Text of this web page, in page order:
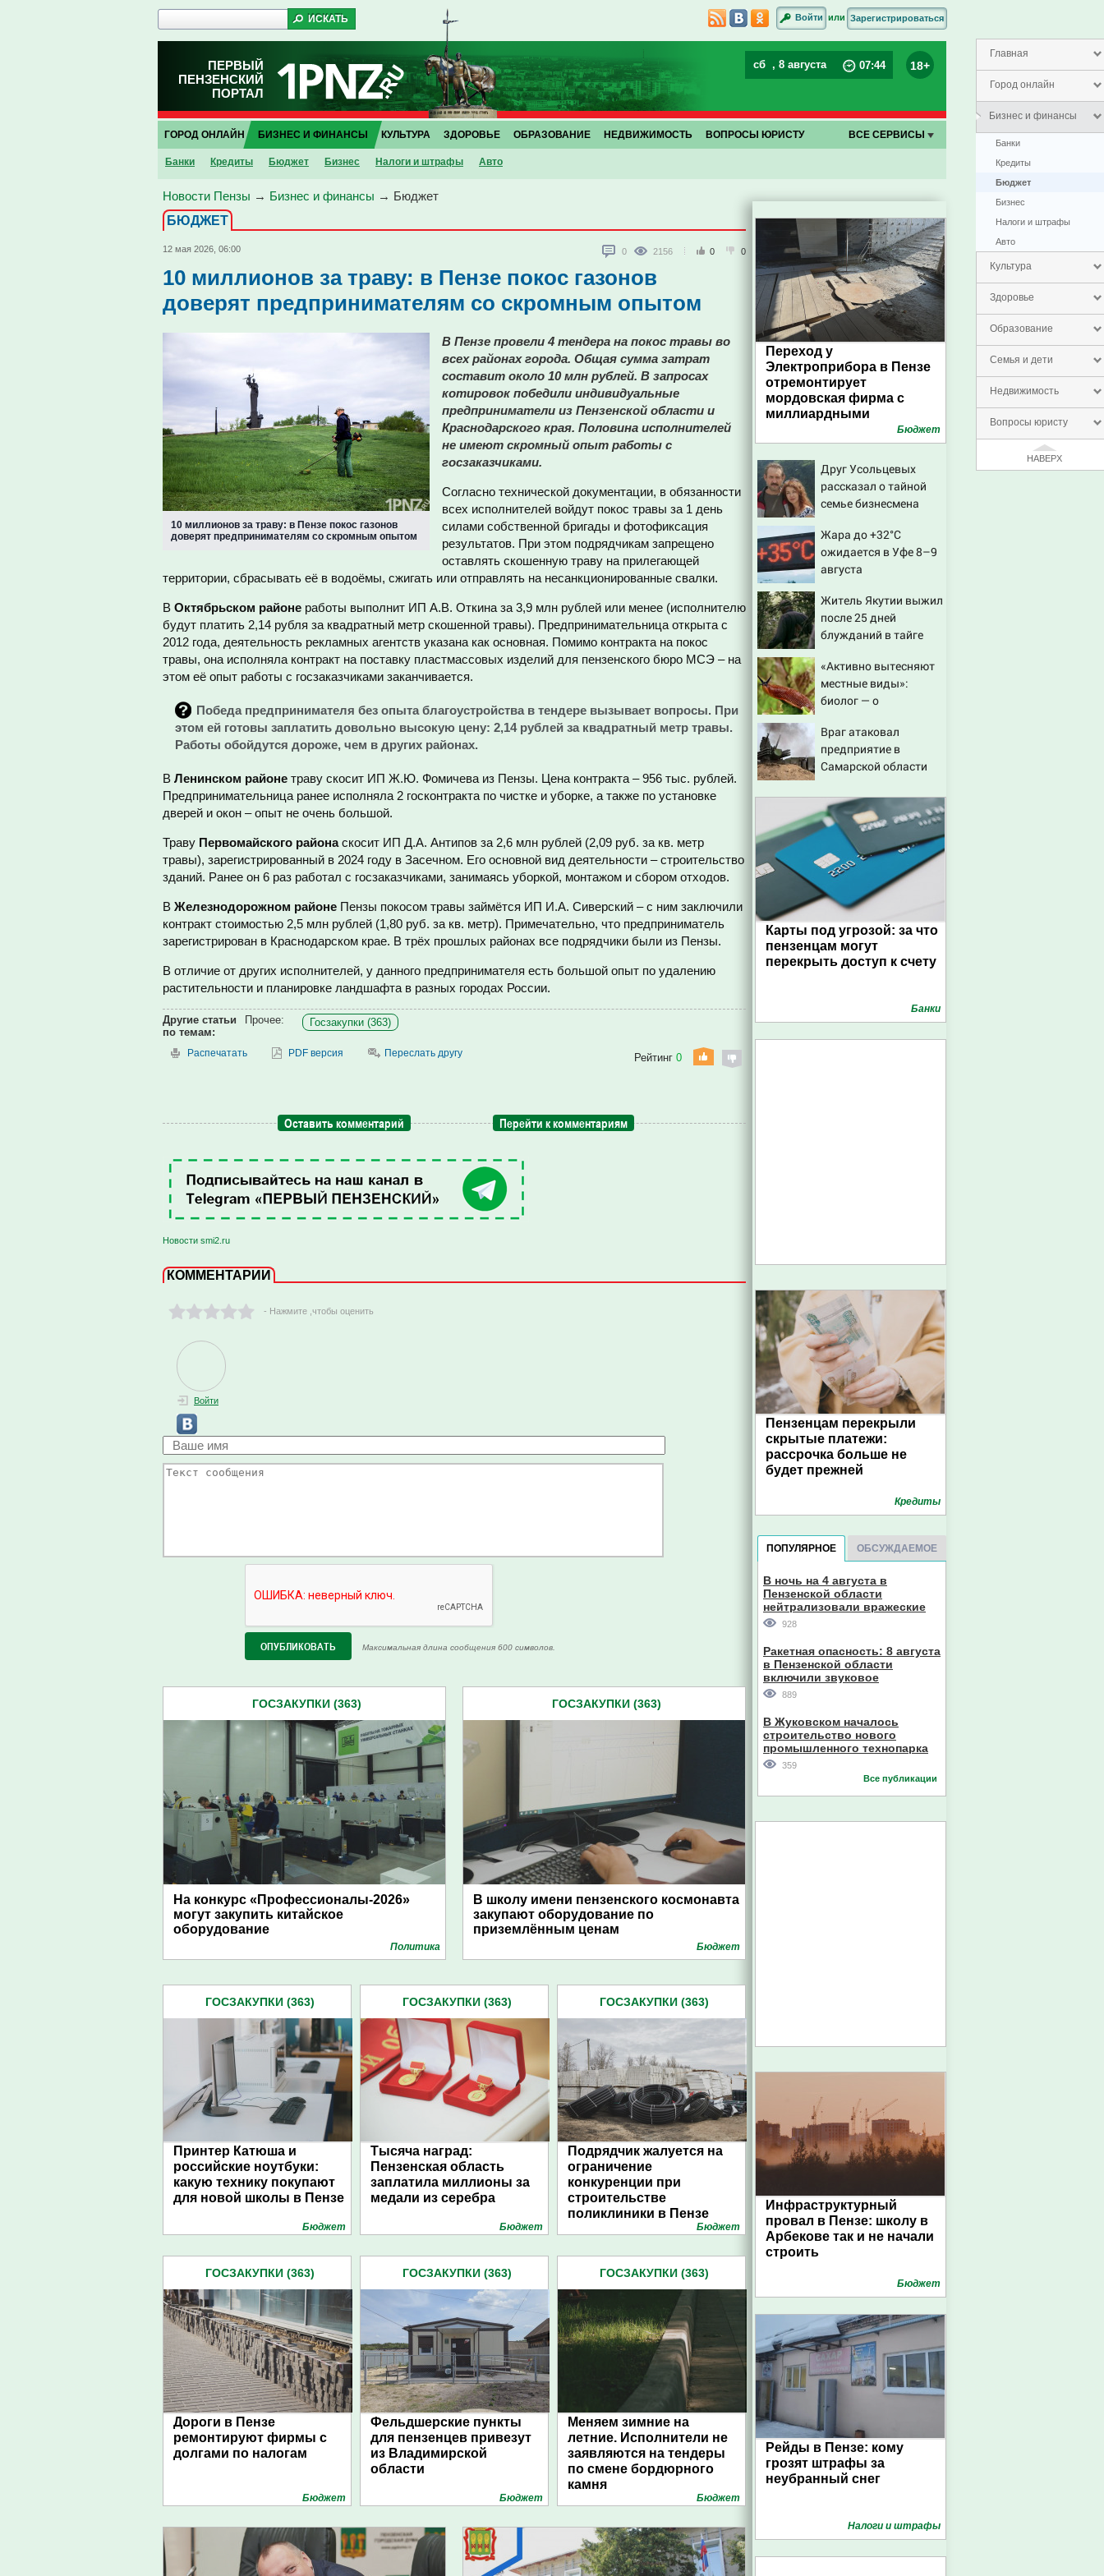
Главная
Город онлайн
Бизнес и финансы
Банки
Кредиты
Бюджет
Бизнес
Налоги и штрафы
Авто
Культура
Здоровье
Образование
Семья и дети
Недвижимость
Вопросы юристу
НАВЕРХ
Войти или Зарегистрироваться
ПЕРВЫЙ
ПЕНЗЕНСКИЙ
ПОРТАЛ
сб , 8 августа 07:44 18+
ГОРОД ОНЛАЙН БИЗНЕС И ФИНАНСЫ
Банки Кредиты Бюджет Бизнес Налоги и штрафы Авто
КУЛЬТУРА ЗДОРОВЬЕ ОБРАЗОВАНИЕ НЕДВИЖИМОСТЬ ВОПРОСЫ ЮРИСТУ ВСЕ СЕРВИСЫ
Новости Пензы → Бизнес и финансы → Бюджет
БЮДЖЕТ
12 мая 2026, 06:00 0 2156 0 0
10 миллионов за траву: в Пензе покос газонов
доверят предпринимателям со скромным опытом
10 миллионов за траву: в Пензе покос газонов
доверят предпринимателям со скромным опытом
В Пензе провели 4 тендера на покос травы во
всех районах города. Общая сумма затрат
составит около 10 млн рублей. В запросах
котировок победили индивидуальные
предприниматели из Пензенской области и
Краснодарского края. Половина исполнителей
не имеют скромный опыт работы с
госзаказчиками.
Согласно технической документации, в обязанности
всех исполнителей войдут покос травы за 1 день
силами собственной бригады и фотофиксация
результатов. При этом подрядчикам запрещено
оставлять скошенную траву на прилегающей
территории, сбрасывать её в водоёмы, сжигать или отправлять на несанкционированные свалки.
В Октябрьском районе работы выполнит ИП А.В. Откина за 3,9 млн рублей или менее (исполнителю
будут платить 2,14 рубля за квадратный метр скошенной травы). Предпринимательница открыта с
2012 года, деятельность рекламных агентств указана как основная. Помимо контракта на покос
травы, она исполняла контракт на поставку пластмассовых изделий для пензенского бюро МСЭ – на
этом её опыт работы с госзаказчиками заканчивается.
Победа предпринимателя без опыта благоустройства в тендере вызывает вопросы. При
этом ей готовы заплатить довольно высокую цену: 2,14 рублей за квадратный метр травы.
Работы обойдутся дороже, чем в других районах.
В Ленинском районе траву скосит ИП Ж.Ю. Фомичева из Пензы. Цена контракта – 956 тыс. рублей.
Предпринимательница ранее исполняла 2 госконтракта по чистке и уборке, а также по установке
дверей и окон – опыт не очень большой.
Траву Первомайского районаскосит ИП Д.А. Антипов за 2,6 млн рублей (2,09 руб. за кв. метр
травы), зарегистрированный в 2024 году в Засечном. Его основной вид деятельности – строительство
зданий. Ранее он 6 раз работал с госзаказчиками, занимаясь уборкой, монтажом и сбором отходов.
В Железнодорожном районе Пензы покосом травы займётся ИП И.А. Сиверский – с ним заключили
контракт стоимостью 2,5 млн рублей (1,80 руб. за кв. метр). Примечательно, что предприниматель
зарегистрирован в Краснодарском крае. В трёх прошлых районах все подрядчики были из Пензы.
В отличие от других исполнителей, у данного предпринимателя есть большой опыт по удалению
растительности и планировке ландшафта в разных городах России.
Другие статьи
по темам:
Прочее: Госзакупки (363)
Распечатать PDF версия Переслать другу Рейтинг 0
Оставить комментарий Перейти к комментариям
Новости smi2.ru
КОММЕНТАРИИ
- Нажмите ,чтобы оценить
Войти
Максимальная длина сообщения 600 символов.
ГОСЗАКУПКИ (363)
На конкурс «Профессионалы-2026»
могут закупить китайское
оборудование
Политика
ГОСЗАКУПКИ (363)
В школу имени пензенского космонавта
закупают оборудование по
приземлённым ценам
Бюджет
ГОСЗАКУПКИ (363)
Принтер Катюша и
российские ноутбуки:
какую технику покупают
для новой школы в Пензе
Бюджет
ГОСЗАКУПКИ (363)
Тысяча наград:
Пензенская область
заплатила миллионы за
медали из серебра
Бюджет
ГОСЗАКУПКИ (363)
Подрядчик жалуется на
ограничение
конкуренции при
строительстве
поликлиники в Пензе
Бюджет
ГОСЗАКУПКИ (363)
Дороги в Пензе
ремонтируют фирмы с
долгами по налогам
Бюджет
ГОСЗАКУПКИ (363)
Фельдшерские пункты
для пензенцев привезут
из Владимирской
области
Бюджет
ГОСЗАКУПКИ (363)
Меняем зимние на
летние. Исполнители не
заявляются на тендеры
по смене бордюрного
камня
Бюджет
Переход у
Электроприбора в Пензе
отремонтирует
мордовская фирма с
миллиардными
Бюджет
Друг Усольцевых
рассказал о тайной
семье бизнесмена
Жара до +32°C
ожидается в Уфе 8–9
августа
Житель Якутии выжил
после 25 дней
блужданий в тайге
«Активно вытесняют
местные виды»:
биолог — о
испанских слизней и
эффективных
способах борьбы с
Враг атаковал
предприятие в
Самарской области
Карты под угрозой: за что
пензенцам могут
перекрыть доступ к счету
Банки
Пензенцам перекрыли
скрытые платежи:
рассрочка больше не
будет прежней
Кредиты
ПОПУЛЯРНОЕ ОБСУЖДАЕМОЕ
В ночь на 4 августа в
Пензенской области
нейтрализовали вражеские
дроны
928
Ракетная опасность: 8 августа
в Пензенской области
включили звуковое
оповещение
889
В Жуковском началось
строительство нового
промышленного технопарка
359
Все публикации
Инфраструктурный
провал в Пензе: школу в
Арбекове так и не начали
строить
Бюджет
Рейды в Пензе: кому
грозят штрафы за
неубранный снег
Налоги и штрафы